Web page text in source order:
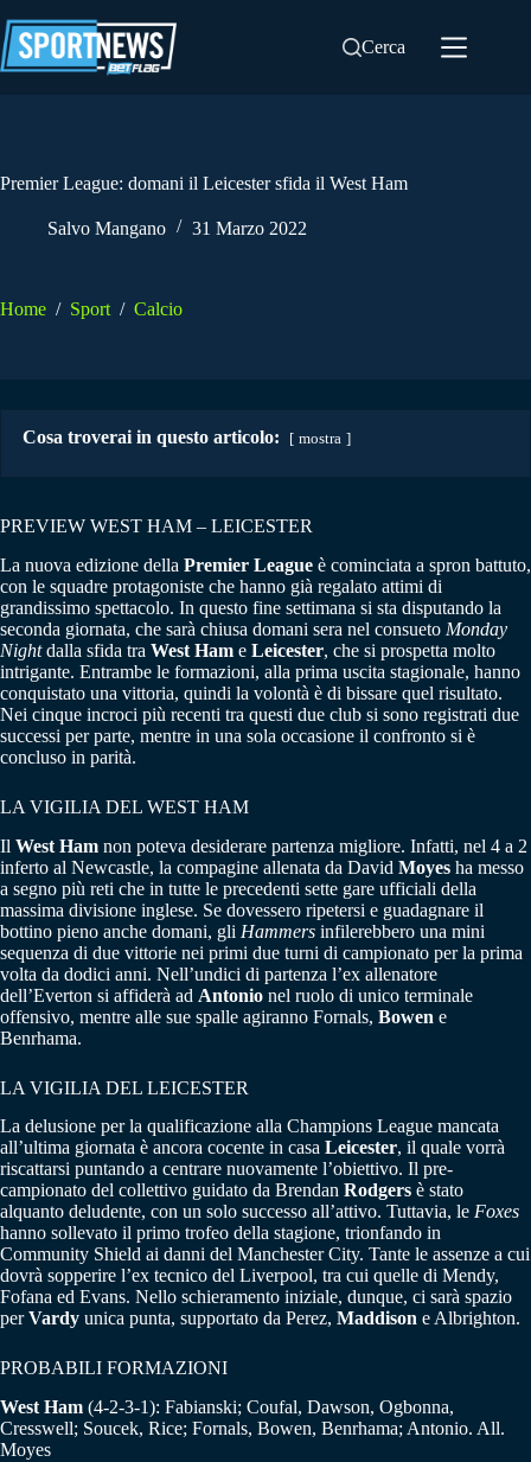
al
contenuto
Cerca
Premier League: domani il Leicester sfida il West Ham
Salvo Mangano 31 Marzo 2022
Home / Sport / Calcio
Cosa troverai in questo articolo: mostra
PREVIEW WEST HAM – LEICESTER
La nuova edizione della Premier League è cominciata a spron battuto,
con le squadre protagoniste che hanno già regalato attimi di
grandissimo spettacolo. In questo fine settimana si sta disputando la
seconda giornata, che sarà chiusa domani sera nel consueto Monday
Nightdalla sfida tra West Ham e Leicester, che si prospetta molto
intrigante. Entrambe le formazioni, alla prima uscita stagionale, hanno
conquistato una vittoria, quindi la volontà è di bissare quel risultato.
Nei cinque incroci più recenti tra questi due club si sono registrati due
successi per parte, mentre in una sola occasione il confronto si è
concluso in parità.
LA VIGILIA DEL WEST HAM
Il West Ham non poteva desiderare partenza migliore. Infatti, nel 4 a 2
inferto al Newcastle, la compagine allenata da David Moyes ha messo
a segno più reti che in tutte le precedenti sette gare ufficiali della
massima divisione inglese. Se dovessero ripetersi e guadagnare il
bottino pieno anche domani, gli Hammers infilerebbero una mini
sequenza di due vittorie nei primi due turni di campionato per la prima
volta da dodici anni. Nell’undici di partenza l’ex allenatore
dell’Everton si affiderà ad Antonio nel ruolo di unico terminale
offensivo, mentre alle sue spalle agiranno Fornals, Bowen e
Benrhama.
LA VIGILIA DEL LEICESTER
La delusione per la qualificazione alla Champions League mancata
all’ultima giornata è ancora cocente in casa Leicester, il quale vorrà
riscattarsi puntando a centrare nuovamente l’obiettivo. Il pre-
campionato del collettivo guidato da Brendan Rodgers è stato
alquanto deludente, con un solo successo all’attivo. Tuttavia, le Foxes
hanno sollevato il primo trofeo della stagione, trionfando in
Community Shield ai danni del Manchester City. Tante le assenze a cui
dovrà sopperire l’ex tecnico del Liverpool, tra cui quelle di Mendy,
Fofana ed Evans. Nello schieramento iniziale, dunque, ci sarà spazio
perVardy unica punta, supportato da Perez, Maddison e Albrighton.
PROBABILI FORMAZIONI
West Ham (4-2-3-1): Fabianski; Coufal, Dawson, Ogbonna,
Cresswell; Soucek, Rice; Fornals, Bowen, Benrhama; Antonio. All.
Moyes